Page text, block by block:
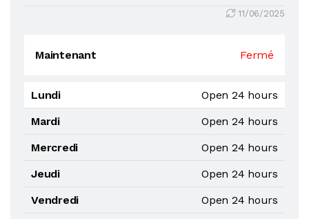
11/06/2025
Maintenant Fermé
Lundi
Open 24 hours
Mardi
Open 24 hours
Mercredi
Open 24 hours
Jeudi
Open 24 hours
Vendredi
Open 24 hours